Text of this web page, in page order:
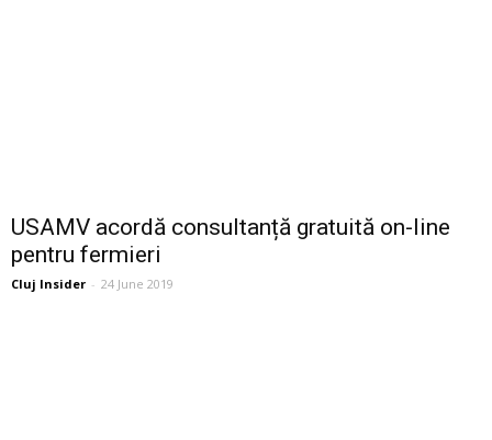
USAMV acordă consultanță gratuită on-line
pentru fermieri
Cluj Insider - 24 June 2019